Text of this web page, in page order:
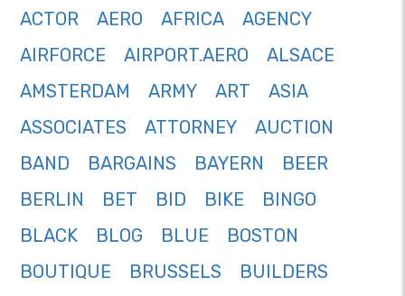
ACTOR
AERO AFRICA
AGENCY
AIRFORCE
AIRPORT.AERO
ALSACE
AMSTERDAM
ARMY ART
ASIA
ASSOCIATES
ATTORNEY
AUCTION
BAND
BARGAINS BAYERN
BEER
BERLIN
BET BID BIKE
BINGO
BLACK
BLOG BLUE
BOSTON
BOUTIQUE
BRUSSELS
BUILDERS